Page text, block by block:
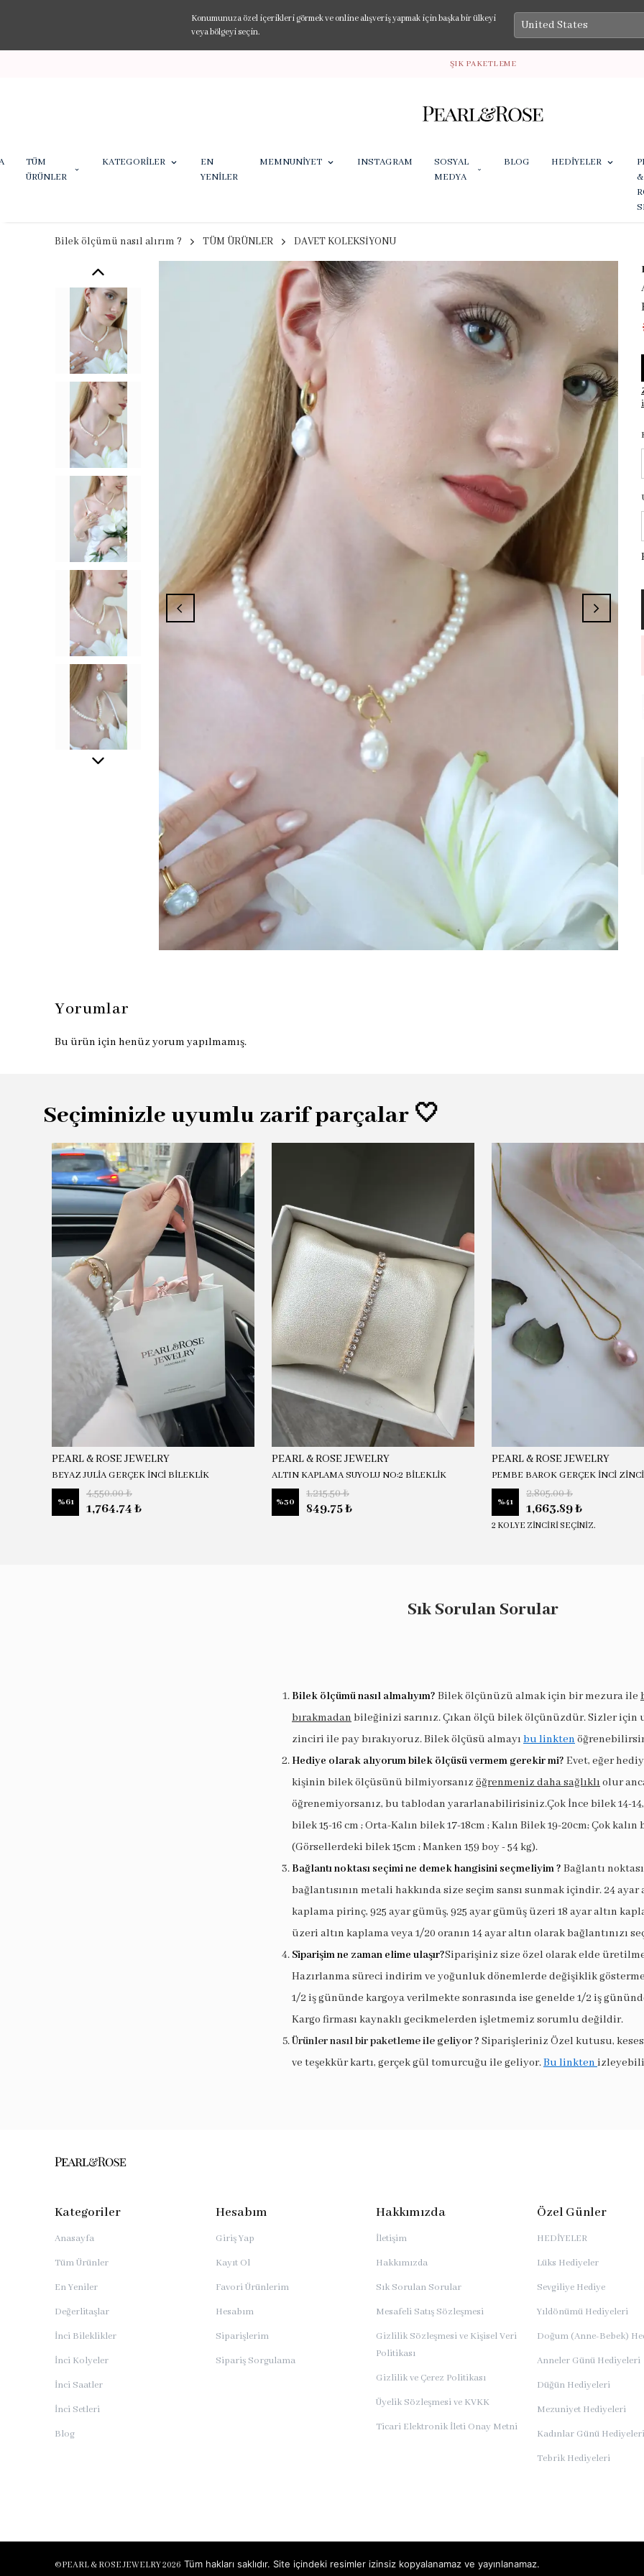
Konumunuza özel içerikleri görmek ve online alışveriş yapmak için başka bir ülkeyi
veya bölgeyi seçin.
ŞIK PAKETLEME
TÜM
ÜRÜNLER
KATEGORİLER
EN
YENİLER
MEMNUNİYET INSTAGRAM
SOSYAL
MEDYA
BLOG HEDİYELER
&
Bilek ölçümü nasıl alırım ? TÜM ÜRÜNLER DAVET KOLEKSİYONU
Yorumlar
Bu ürün için henüz yorum yapılmamış.
Seçiminizle uyumlu zarif parçalar 🤍
PEARL & ROSE JEWELRY
BEYAZ JULİA GERÇEK İNCİ BİLEKLİK
%61
4,550.00 ₺
1,764.74 ₺
PEARL & ROSE JEWELRY
ALTIN KAPLAMA SUYOLU NO:2 BİLEKLİK
%30
1,215.50 ₺
849.75 ₺
PEARL & ROSE JEWELRY
PEMBE BAROK GERÇEK İNCİ
%41
2,805.00 ₺
1,663.89 ₺
2 KOLYE ZİNCİRİ SEÇİNİZ.
Sık Sorulan Sorular
Bilek ölçümü nasıl almalıyım? Bilek ölçünüzü almak için bir mezura ile
bırakmadan bileğinizi sarınız. Çıkan ölçü bilek ölçünüzdür. Sizler için
zinciri ile pay bırakıyoruz. Bilek ölçüsü almayı bu linkten
Hediye olarak alıyorum bilek ölçüsü vermem gerekir mi? Evet, eğer
kişinin bilek ölçüsünü bilmiyorsanız öğrenmeniz daha sağlıklı olur
öğrenemiyorsanız, bu tablodan yararlanabilirisiniz.Çok İnce bilek 14-
bilek 15-16 cm ; Orta-Kalın bilek 17-18cm ; Kalın Bilek 19-20cm; Çok kalın
(Görsellerdeki bilek 15cm ; Manken 159 boy - 54 kg).
Bağlantı noktası seçimi ne demek hangisini seçmeliyim ? Bağlantı
bağlantısının metali hakkında size seçim sansı sunmak içindir. 24 ayar
kaplama pirinç, 925 ayar gümüş, 925 ayar gümüş üzeri 18 ayar altın
üzeri altın kaplama veya 1/20 oranın 14 ayar altın olarak bağlantınızı
Siparişim ne zaman elime ulaşır?Siparişiniz size özel olarak elde
Hazırlanma süreci indirim ve yoğunluk dönemlerde değişiklik
1/2 iş gününde kargoya verilmekte sonrasında ise genelde 1/2 iş
Kargo firması kaynaklı gecikmelerden işletmemiz sorumlu değildir.
Ürünler nasıl bir paketleme ile geliyor ? Siparişleriniz Özel kutusu,
ve teşekkür kartı, gerçek gül tomurcuğu ile geliyor.Bu linkten
Kategoriler
Anasayfa
Tüm Ürünler
En Yeniler
Değerlitaşlar
İnci Bileklikler
İnci Kolyeler
İnci Saatler
İnci Setleri
Blog
Hesabım
Giriş Yap
Kayıt Ol
Favori Ürünlerim
Hesabım
Siparişlerim
Sipariş Sorgulama
Hakkımızda
İletişim
Hakkımızda
Sık Sorulan Sorular
Mesafeli Satış Sözleşmesi
Gizlilik Sözleşmesi ve Kişisel Veri
Politikası
Gizlilik ve Çerez Politikası
Üyelik Sözleşmesi ve KVKK
Ticari Elektronik İleti Onay Metni
Özel Günler
HEDİYELER
Lüks Hediyeler
Sevgiliye Hediye
Yıldönümü Hediyeleri
Doğum (Anne-Bebek)
Anneler Günü Hediyeleri
Düğün Hediyeleri
Mezuniyet Hediyeleri
Kadınlar Günü Hediyeleri
Tebrik Hediyeleri
©PEARL & ROSE JEWELRY 2026 Tüm hakları saklıdır. Site içindeki resimler izinsiz kopyalanamaz ve yayınlanamaz.